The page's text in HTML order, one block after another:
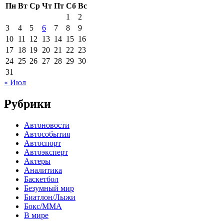
Пн Вт Ср Чт Пт Сб Вс
1
2
3
4 5 6 7 8
9
10 11 12 13 14 15 16
17 18 19 20 21 22 23
24 25 26 27 28 29 30
31
« Июл
Рубрики
Автоновости
Автособытия
Автоспорт
Автоэксперт
Актеры
Аналитика
Баскетбол
Безумный мир
Биатлон/Лыжи
Бокс/MMA
В мире